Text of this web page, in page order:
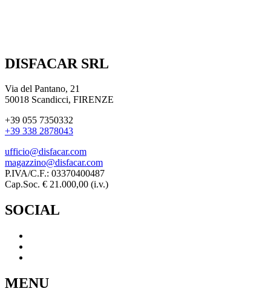
DISFACAR SRL
Via del Pantano, 21
50018 Scandicci, FIRENZE
+39 055 7350332
+39 338 2878043
ufficio@disfacar.com
magazzino@disfacar.com
P.IVA/C.F.: 03370400487
Cap.Soc. € 21.000,00 (i.v.)
SOCIAL
MENU